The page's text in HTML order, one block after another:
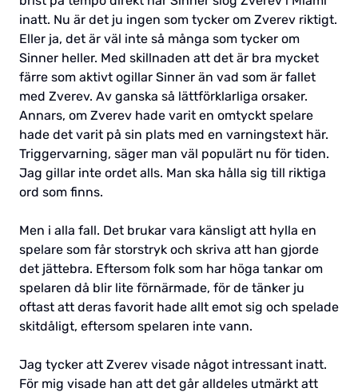
inatt. Nu är det ju ingen som tycker om Zverev riktigt.
Eller ja, det är väl inte så många som tycker om
Sinner heller. Med skillnaden att det är bra mycket
färre som aktivt ogillar Sinner än vad som är fallet
med Zverev. Av ganska så lättförklarliga orsaker.
Annars, om Zverev hade varit en omtyckt spelare
hade det varit på sin plats med en varningstext här.
Triggervarning, säger man väl populärt nu för tiden.
Jag gillar inte ordet alls. Man ska hålla sig till riktiga
ord som finns.
Men i alla fall. Det brukar vara känsligt att hylla en
spelare som får storstryk och skriva att han gjorde
det jättebra. Eftersom folk som har höga tankar om
spelaren då blir lite förnärmade, för de tänker ju
oftast att deras favorit hade allt emot sig och spelade
skitdåligt, eftersom spelaren inte vann.
Jag tycker att Zverev visade något intressant inatt.
För mig visade han att det går alldeles utmärkt att